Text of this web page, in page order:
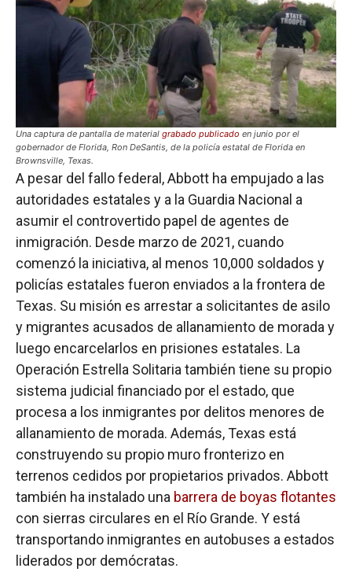
Una captura de pantalla de material grabado publicado en junio por el
gobernador de Florida, Ron DeSantis, de la policía estatal de Florida en
Brownsville, Texas.
A pesar del fallo federal, Abbott ha empujado a las
autoridades estatales y a la Guardia Nacional a
asumir el controvertido papel de agentes de
inmigración. Desde marzo de 2021, cuando
comenzó la iniciativa, al menos 10,000 soldados y
policías estatales fueron enviados a la frontera de
Texas. Su misión es arrestar a solicitantes de asilo
y migrantes acusados de allanamiento de morada y
luego encarcelarlos en prisiones estatales. La
Operación Estrella Solitaria también tiene su propio
sistema judicial financiado por el estado, que
procesa a los inmigrantes por delitos menores de
allanamiento de morada. Además, Texas está
construyendo su propio muro fronterizo en
terrenos cedidos por propietarios privados. Abbott
también ha instalado una barrera de boyas flotantes
con sierras circulares en el Río Grande. Y está
transportando inmigrantes en autobuses a estados
liderados por demócratas.